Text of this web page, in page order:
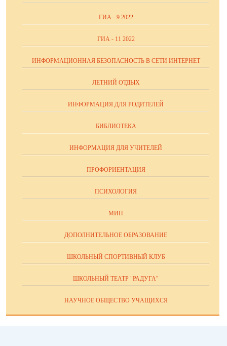
ГИА - 9 2022
ГИА - 11 2022
ИНФОРМАЦИОННАЯ БЕЗОПАСНОСТЬ В СЕТИ ИНТЕРНЕТ
ЛЕТНИЙ ОТДЫХ
ИНФОРМАЦИЯ ДЛЯ РОДИТЕЛЕЙ
БИБЛИОТЕКА
ИНФОРМАЦИЯ ДЛЯ УЧИТЕЛЕЙ
ПРОФОРИЕНТАЦИЯ
ПСИХОЛОГИЯ
МИП
ДОПОЛНИТЕЛЬНОЕ ОБРАЗОВАНИЕ
ШКОЛЬНЫЙ СПОРТИВНЫЙ КЛУБ
ШКОЛЬНЫЙ ТЕАТР "РАДУГА"
НАУЧНОЕ ОБЩЕСТВО УЧАЩИХСЯ